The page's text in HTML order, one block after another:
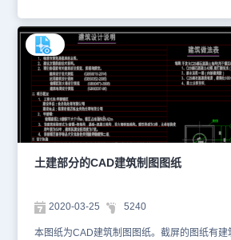
多有关CAD的资料库，您也可以访问浩辰
纸仅用于学习资料，切勿用于商业用途。
土建部分的CAD建筑制图图纸
2020-03-25 5240
本图纸为CAD建筑制图图纸。截屏的图纸有